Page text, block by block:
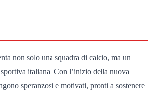
non solo una squadra di calcio, ma un
italiana. Con l’inizio della nuova
speranzosi e motivati, pronti a sostenere